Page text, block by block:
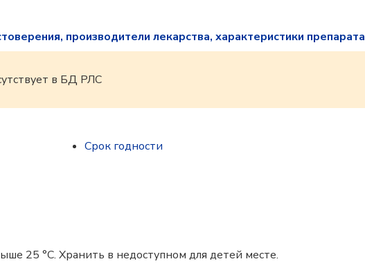
производители лекарства, характеристики препарата
в БД РЛС
Срок годности
25 °C. Хранить в недоступном для детей месте.